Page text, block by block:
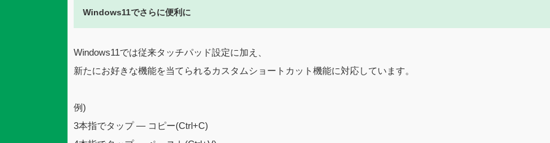
Windows11でさらに便利に
Windows11では従来タッチパッド設定に加え、
新たにお好きな機能を当てられるカスタムショートカット機能に対応しています。
例)
3本指でタップ — コピー(Ctrl+C)